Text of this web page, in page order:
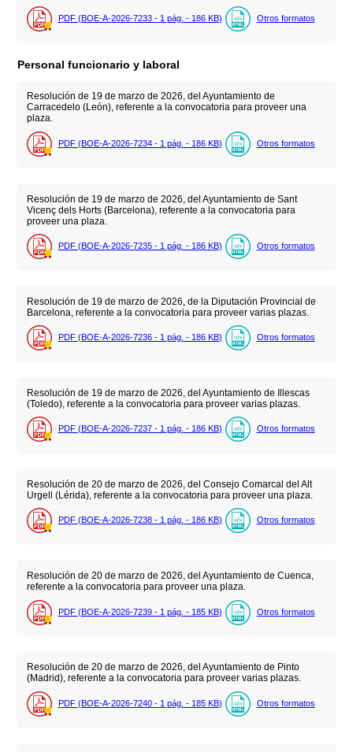
PDF (BOE-A-2026-7233 - 1 pág. - 186 KB) Otros formatos
Personal funcionario y laboral
Resolución de 19 de marzo de 2026, del Ayuntamiento de
Carracedelo (León), referente a la convocatoria para proveer una
plaza.
PDF (BOE-A-2026-7234 - 1 pág. - 186 KB) Otros formatos
Resolución de 19 de marzo de 2026, del Ayuntamiento de Sant
Vicenç dels Horts (Barcelona), referente a la convocatoria para
proveer una plaza.
PDF (BOE-A-2026-7235 - 1 pág. - 186 KB) Otros formatos
Resolución de 19 de marzo de 2026, de la Diputación Provincial de
Barcelona, referente a la convocatoria para proveer varias plazas.
PDF (BOE-A-2026-7236 - 1 pág. - 186 KB) Otros formatos
Resolución de 19 de marzo de 2026, del Ayuntamiento de Illescas
(Toledo), referente a la convocatoria para proveer varias plazas.
PDF (BOE-A-2026-7237 - 1 pág. - 186 KB) Otros formatos
Resolución de 20 de marzo de 2026, del Consejo Comarcal del Alt
Urgell (Lérida), referente a la convocatoria para proveer una plaza.
PDF (BOE-A-2026-7238 - 1 pág. - 186 KB) Otros formatos
Resolución de 20 de marzo de 2026, del Ayuntamiento de Cuenca,
referente a la convocatoria para proveer una plaza.
PDF (BOE-A-2026-7239 - 1 pág. - 185 KB) Otros formatos
Resolución de 20 de marzo de 2026, del Ayuntamiento de Pinto
(Madrid), referente a la convocatoria para proveer varias plazas.
PDF (BOE-A-2026-7240 - 1 pág. - 185 KB) Otros formatos